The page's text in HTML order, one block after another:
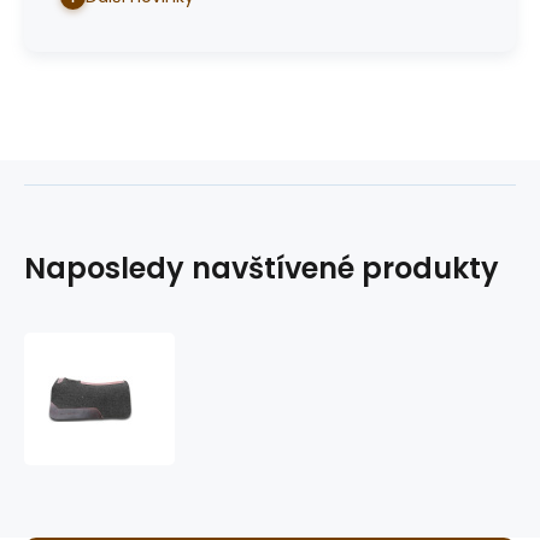
Naposledy navštívené produkty